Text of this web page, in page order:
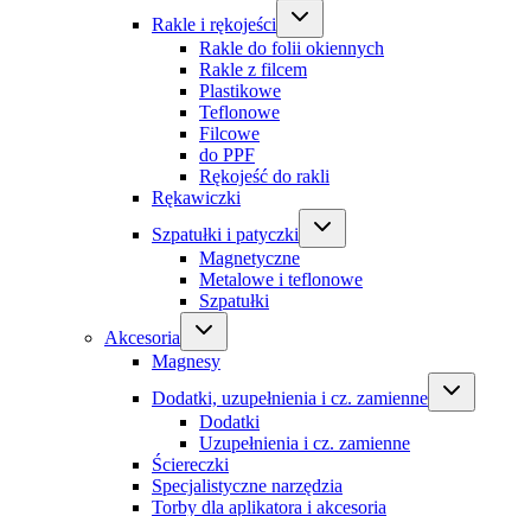
Rakle i rękojeści
Rakle do folii okiennych
Rakle z filcem
Plastikowe
Teflonowe
Filcowe
do PPF
Rękojeść do rakli
Rękawiczki
Szpatułki i patyczki
Magnetyczne
Metalowe i teflonowe
Szpatułki
Akcesoria
Magnesy
Dodatki, uzupełnienia i cz. zamienne
Dodatki
Uzupełnienia i cz. zamienne
Ściereczki
Specjalistyczne narzędzia
Torby dla aplikatora i akcesoria